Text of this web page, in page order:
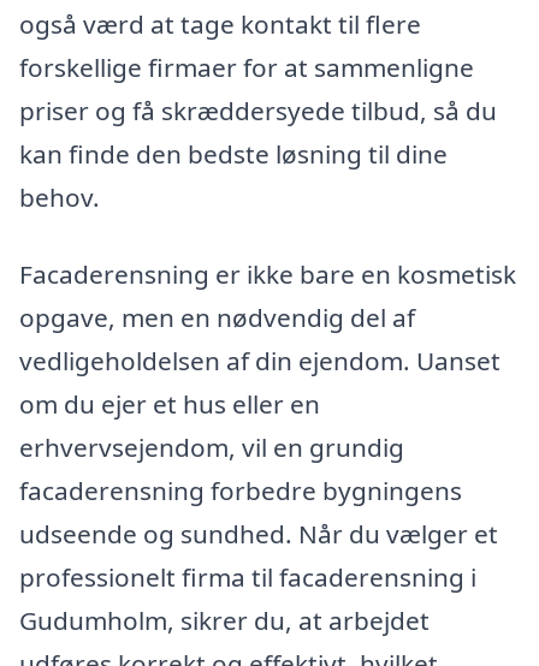
også værd at tage kontakt til flere
forskellige firmaer for at sammenligne
priser og få skræddersyede tilbud, så du
kan finde den bedste løsning til dine
behov.
Facaderensning er ikke bare en kosmetisk
opgave, men en nødvendig del af
vedligeholdelsen af din ejendom. Uanset
om du ejer et hus eller en
erhvervsejendom, vil en grundig
facaderensning forbedre bygningens
udseende og sundhed. Når du vælger et
professionelt firma til facaderensning i
Gudumholm, sikrer du, at arbejdet